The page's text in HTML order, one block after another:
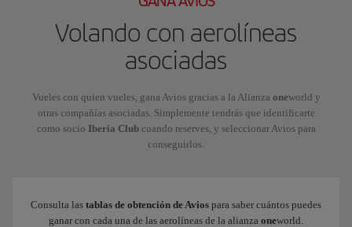
Volando con aerolíneas
asociadas
Vueles con quien vueles, gana Avios gracias a la Alianza oneworld y
otras compañías asociadas. Simplemente tendrás que identificarte
como socio Iberia Clubcuando reserves, y seleccionar Avios para
conseguirlos.
Consulta las tablas de obtención de Avios para saber cuántos puedes
ganar con cada una de las aerolíneas de la alianza oneworld.